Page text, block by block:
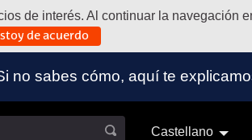
de interés. Al continuar la navegación
externo)
de acuerdo
no sabes cómo, aquí te
Castellano Elegir